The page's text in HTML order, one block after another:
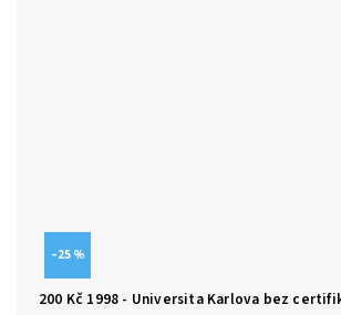
–25 %
200 Kč 1998 - Universita Karlova bez